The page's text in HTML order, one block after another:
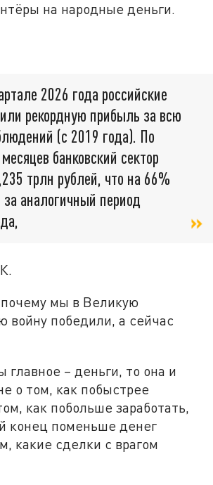
на народные деньги.
2026 года российские
рекордную прибыль за всю
(с 2019 года). По
банковский сектор
трлн рублей, что на 66%
аналогичный период
мы в Великую
войну победили, а сейчас
главное – деньги, то она и
о том, как побыстрее
как побольше заработать,
конец поменьше денег
какие сделки с врагом